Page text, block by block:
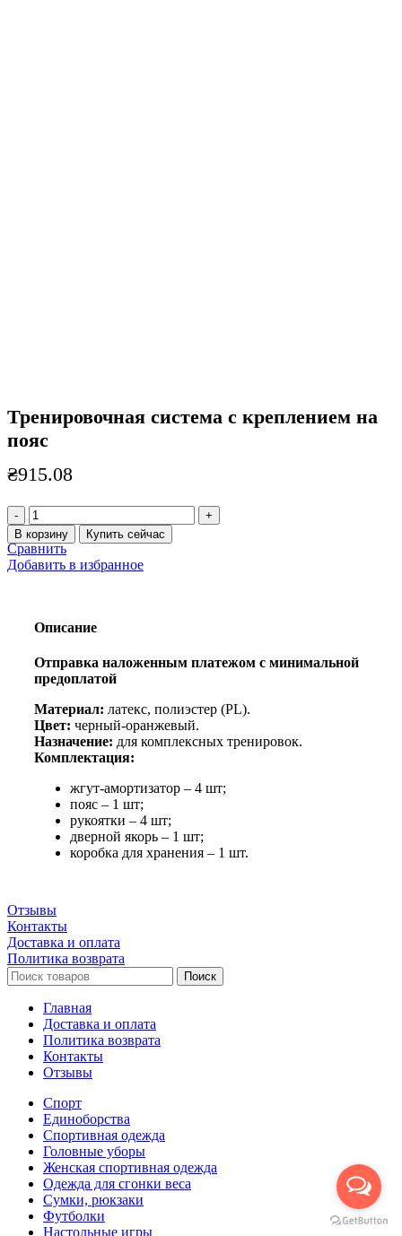
Тренировочная система с креплением на
пояс
₴915.08
Количество
товара
Тренировочная
система
пояс
В корзину Купить сейчас
Сравнить
Добавить в избранное
Описание
Отправка наложенным платежом с минимальной
предоплатой
Материал: латекс, полиэстер (PL).
Цвет: черный-оранжевый.
Назначение: для комплексных тренировок.
Комплектация:
жгут-амортизатор – 4 шт;
пояс – 1 шт;
рукоятки – 4 шт;
дверной якорь – 1 шт;
коробка для хранения – 1 шт.
Отзывы
Контакты
Доставка и оплата
Политика возврата
Поиск
Главная
Доставка и оплата
Политика возврата
Контакты
Отзывы
Спорт
Единоборства
Cпортивная одежда
Головные уборы
Женская спортивная одежда
Одежда для сгонки веса
Сумки, рюкзаки
Футболки
Настольные игры